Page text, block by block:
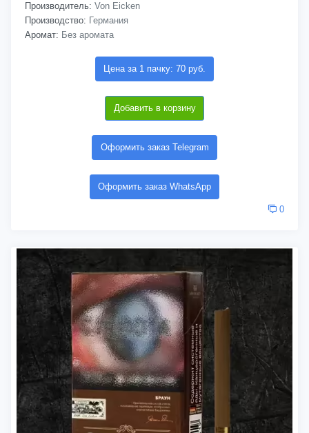
Производитель: Von Eicken
Производство: Германия
Аромат: Без аромата
Цена за 1 пачку: 70 руб.
Добавить в корзину
Оформить заказ Telegram
Оформить заказ WhatsApp
0